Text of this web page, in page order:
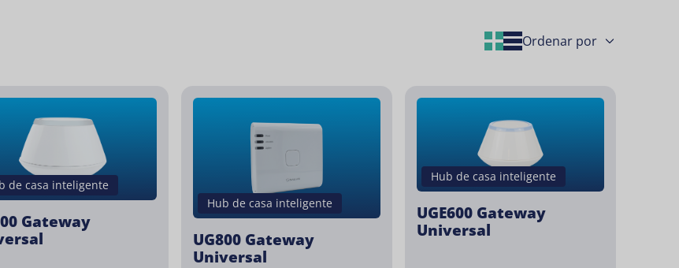
Grid Layout
List Layout
de casa inteligente
Gateway
Hub de casa inteligente
UG800 Gateway
Universal
Hub de casa inteligente
UGE600 Gateway
Universal